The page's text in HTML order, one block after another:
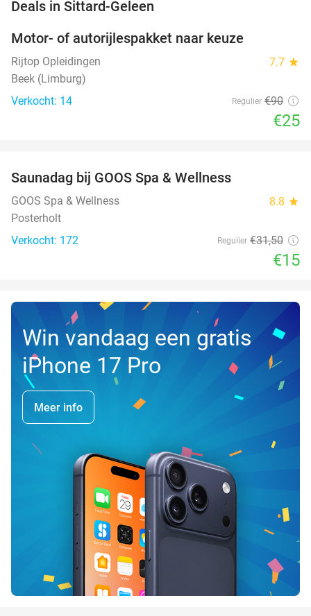
Deals in Sittard-Geleen
Motor- of autorijlespakket naar keuze
Rijtop Opleidingen 7.7 star
Beek (Limburg)
Verkocht: 14
Regulier €90
€25
TODAY
Saunadag bij GOOS Spa & Wellness
GOOS Spa & Wellness 8.8 star
Posterholt
Verkocht: 172
Regulier €31,50
€15
Win vandaag een gratis
iPhone 17 Pro
Meer info